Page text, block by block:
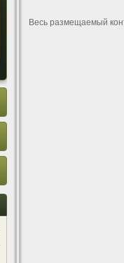
Весь размещаемый